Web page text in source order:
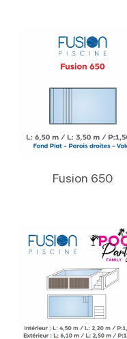
Fusion 650